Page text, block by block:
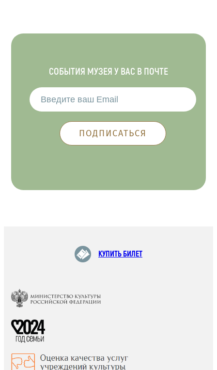
СОБЫТИЯ МУЗЕЯ У ВАС В ПОЧТЕ
КУПИТЬ БИЛЕТ